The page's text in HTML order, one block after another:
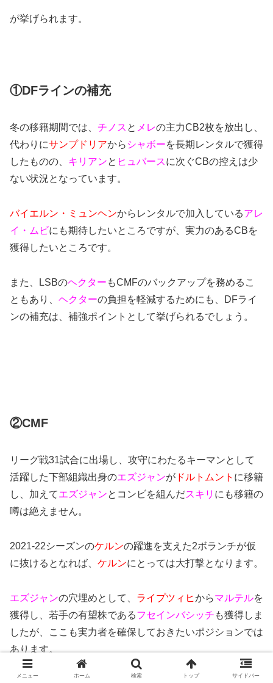
が挙げられます。
①DFラインの補充
冬の移籍期間では、 チノス と メレの主力CB2枚を放出し、
代わりにサンプドリアから シャボーを長期レンタルで獲得
したものの、 キリアンと ヒュバースに次ぐCBの控えは少
ない状況となっています。
バイエルン・ミュンヘンからレンタルで加入しているアレ
イ・ムビにも期待したいところですが、実力のあるCBを
獲得したいところです。
また、LSBのヘクター もCMFのバックアップを務めるこ
ともあり、 ヘクターの負担を軽減するためにも、DFライ
ンの補充は、補強ポイントとして挙げられるでしょう。
②CMF
リーグ戦31試合に出場し、攻守にわたるキーマンとして
活躍した下部組織出身のエズジャンが ドルトムント に移籍
し、加えてエズジャンとコンビを組んだスキリ にも移籍の
噂は絶えません。
2021-22シーズンのケルンの躍進を支えた2ボランチが仮
に抜けるとなれば、 ケルンにとっては大打撃となります。
エズジャンの穴埋めとして、 ライプツィヒからマルテルを
獲得し、若手の有望株であるフセインバシッチ も獲得しま
したが、ここも実力者を確保しておきたいポジションでは
あります。
メニュー ホーム 検索 トップ サイドバー